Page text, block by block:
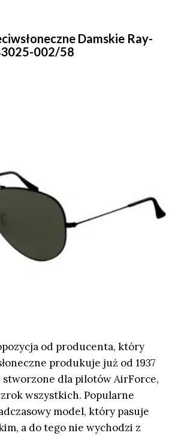
Damskie Ray-
002/58
od producenta, który
produkuje już od 1937
dla pilotów AirForce,
wszystkich. Popularne
model, który pasuje
a do tego nie wychodzi z